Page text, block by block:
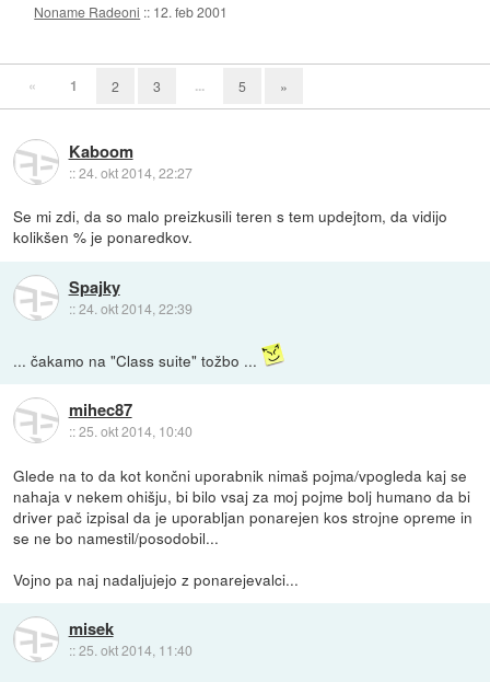
Noname Radeoni :: 12. feb 2001
« 1 2 3 ... 5 »
Kaboom
::24. okt 2014, 22:27
Se mi zdi, da so malo preizkusili teren s tem updejtom, da vidijo
kolikšen % je ponaredkov.
Spajky
::24. okt 2014, 22:39
... čakamo na "Class suite" tožbo ...
mihec87
::25. okt 2014, 10:40
Glede na to da kot končni uporabnik nimaš pojma/vpogleda kaj se
nahaja v nekem ohišju, bi bilo vsaj za moj pojme bolj humano da bi
driver pač izpisal da je uporabljan ponarejen kos strojne opreme in
se ne bo namestil/posodobil...
Vojno pa naj nadaljujejo z ponarejevalci...
misek
::25. okt 2014, 11:40